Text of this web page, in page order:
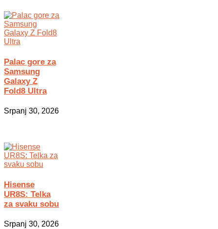
Palac gore za
Samsung
Galaxy Z
Fold8 Ultra
Srpanj 30, 2026
Hisense
UR8S: Telka
za svaku sobu
Srpanj 30, 2026